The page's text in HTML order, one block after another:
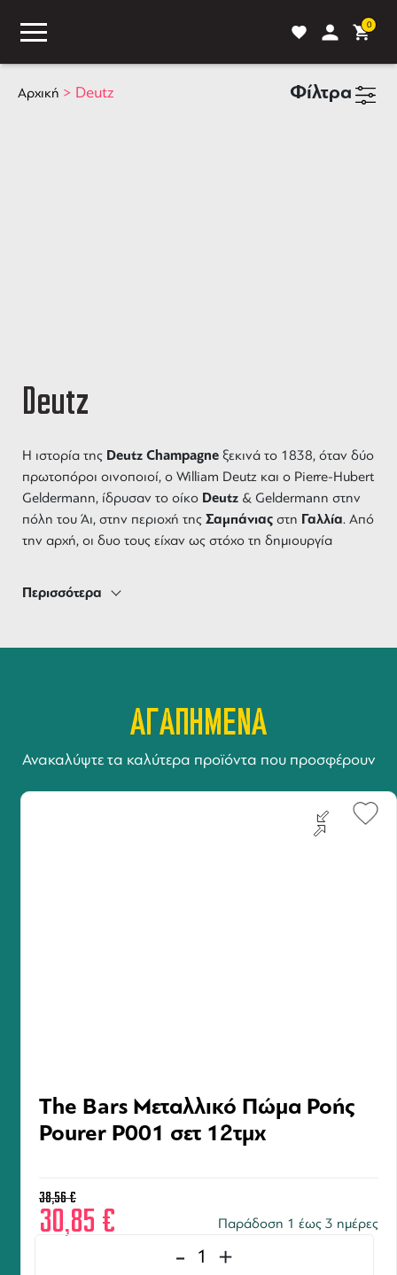
0
Αρχική > Deutz Φίλτρα
Deutz
Η ιστορία της Deutz Champagneξεκινά το 1838, όταν δύο
πρωτοπόροι οινοποιοί, ο William Deutz και ο Pierre-Hubert
Geldermann, ίδρυσαν το οίκο Deutz& Geldermann στην
πόλη του Άι, στην περιοχή της Σαμπάνιαςστη Γαλλία. Από
την αρχή, οι δυο τους είχαν ως στόχο τη δημιουργία
εκλεπτυσμένη γεύση και την ποιότητά τους.
κορυφαίους οίκους παραγωγής σαμπάνιας, με μια
χαρακτηριστικές σαμπάνιες όπως οιBrut Classic,Blanc de
συνεχίζει να διατηρεί την παράδοση και την
αφοσίωσή της στην ποιότητα, προσφέροντας σαμπάνιες
Περισσότερα
ΑΓΑΠΗΜΕΝΑ
Ανακαλύψτε τα καλύτερα προϊόντα που προσφέρουν
The Bars Μεταλλικό Πώμα Ροής
Pourer P001 σετ 12τμχ
38,56€
30,85 € Παράδοση 1 έως 3 ημέρες
- +